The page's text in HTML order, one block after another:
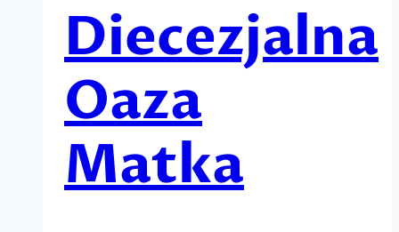
Diecezjalna
Oaza
Matka